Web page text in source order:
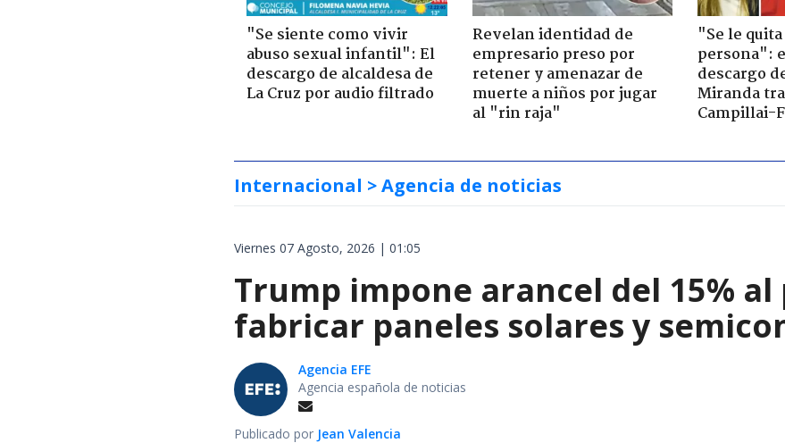
"Se siente como vivir
abuso sexual infantil": El
descargo de alcaldesa de
La Cruz por audio filtrado
Revelan identidad de
empresario preso por
retener y amenazar de
muerte a niños por jugar
al "rin raja"
"Se le
persona":
descargo
Miranda
Campillai-
Internacional > Agencia de noticias
Viernes 07 Agosto, 2026 | 01:05
Trump impone arancel del 15%
fabricar paneles solares y
Agencia EFE
Agencia española de noticias
Publicado por Jean Valencia